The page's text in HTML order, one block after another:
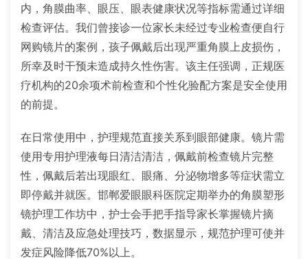
内，角膜曲率、眼压、眼表健康状况等指标需通过详细
检查评估。我们曾接诊一位家长未经过专业检查便自行
网购镜片的案例，孩子佩戴后出现严重角膜上皮损伤，
所幸及时干预未造成持久性伤害。该主任强调，正规医
疗机构的20余项术前检查和个性化验配方案是安全使用
的前提。
在日常使用中，护理规范直接关系到眼部健康。镜片需
使用专用护理液每日清洁清洁，佩戴前检查镜片完整
性，佩戴后若出现眼红、眼痛、分泌物增多等症状需立
即停戴并就医。邯郸爱眼眼科医院定期举办的角膜塑形
镜护理工作坊中，护士会手把手指导家长掌握镜片摘
戴、清洁及应急处理技巧，数据显示，规范护理可使并
发症风险降低70%以上。